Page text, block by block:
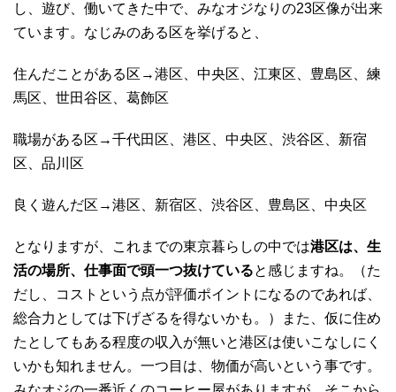
し、遊び、働いてきた中で、みなオジなりの23区像が出来
ています。なじみのある区を挙げると、
住んだことがある区→港区、中央区、江東区、豊島区、練
馬区、世田谷区、葛飾区
職場がある区→千代田区、港区、中央区、渋谷区、新宿
区、品川区
良く遊んだ区→港区、新宿区、渋谷区、豊島区、中央区
となりますが、これまでの東京暮らしの中では港区は、生
活の場所、仕事面で頭一つ抜けていると感じますね。（た
だし、コストという点が評価ポイントになるのであれば、
総合力としては下げざるを得ないかも。）また、仮に住め
たとしてもある程度の収入が無いと港区は使いこなしにく
いかも知れません。一つ目は、物価が高いという事です。